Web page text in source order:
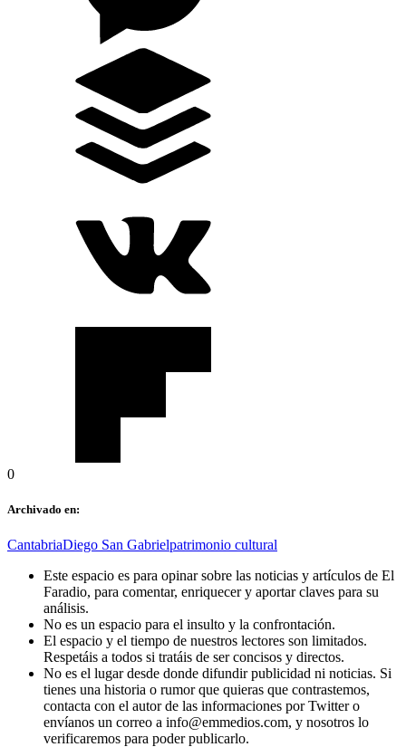
0
Archivado en:
CantabriaDiego San Gabrielpatrimonio cultural
Este espacio es para opinar sobre las noticias y artículos de El
Faradio, para comentar, enriquecer y aportar claves para su
análisis.
No es un espacio para el insulto y la confrontación.
El espacio y el tiempo de nuestros lectores son limitados.
Respetáis a todos si tratáis de ser concisos y directos.
No es el lugar desde donde difundir publicidad ni noticias. Si
tienes una historia o rumor que quieras que contrastemos,
contacta con el autor de las informaciones por Twitter o
envíanos un correo a info@emmedios.com, y nosotros lo
verificaremos para poder publicarlo.